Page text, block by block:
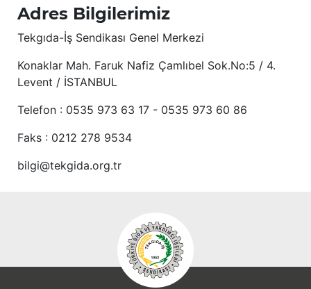
Adres Bilgilerimiz
Tekgıda-İş Sendikası Genel Merkezi
Konaklar Mah. Faruk Nafiz Çamlıbel Sok.No:5 / 4.
Levent / İSTANBUL
Telefon : 0535 973 63 17 - 0535 973 60 86
Faks : 0212 278 9534
bilgi@tekgida.org.tr